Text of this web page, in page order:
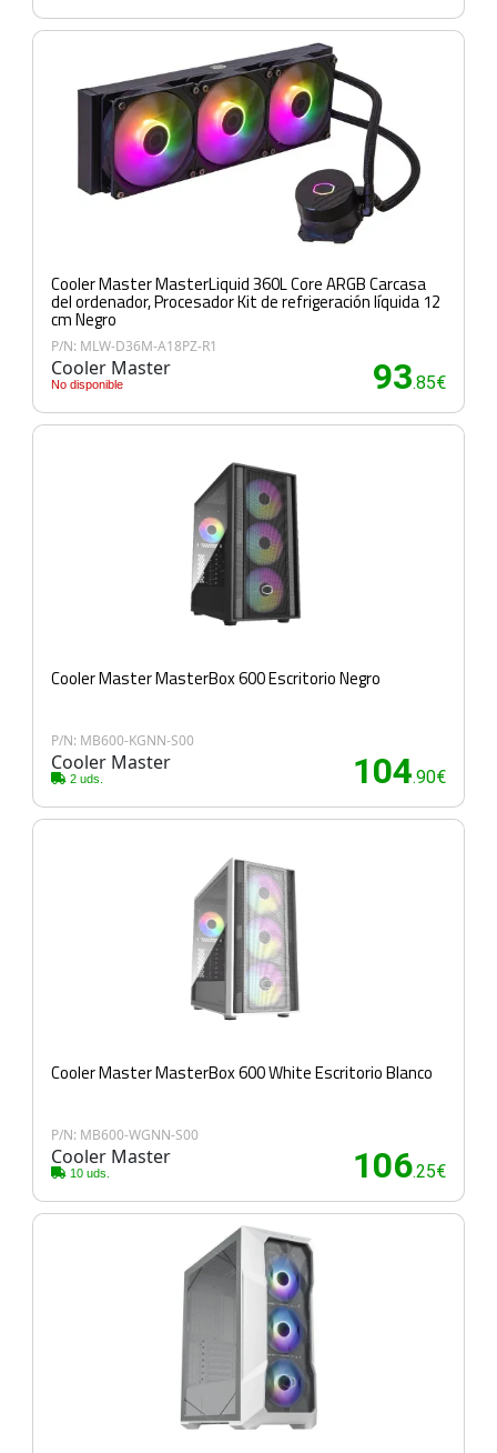
Cooler Master MasterLiquid 360L Core ARGB Carcasa
del ordenador, Procesador Kit de refrigeración líquida 12
cm Negro
P/N: MLW-D36M-A18PZ-R1
Cooler Master
No disponible 93.85€
Cooler Master MasterBox 600 Escritorio Negro
P/N: MB600-KGNN-S00
Cooler Master
2 uds. 104.90€
Cooler Master MasterBox 600 White Escritorio Blanco
P/N: MB600-WGNN-S00
Cooler Master
10 uds. 106.25€